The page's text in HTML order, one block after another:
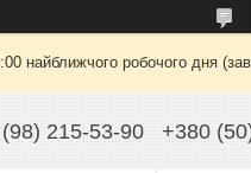
найближчого робочого дня
215-53-90 +380